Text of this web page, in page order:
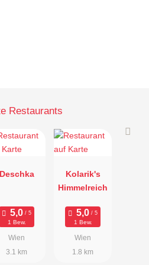
Restaurants
Deschka
1 Bew.
Wien
3.1 km
Kolarik's
Himmelreich
1 Bew.
Wien
1.8 km